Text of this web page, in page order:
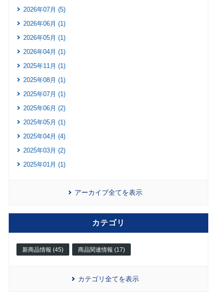
2026年07月 (5)
2026年06月 (1)
2026年05月 (1)
2026年04月 (1)
2025年11月 (1)
2025年08月 (1)
2025年07月 (1)
2025年06月 (2)
2025年05月 (1)
2025年04月 (4)
2025年03月 (2)
2025年01月 (1)
アーカイブ全てを表示
カテゴリ
新商品情報 (45) 商品関連情報 (17)
カテゴリ全てを表示